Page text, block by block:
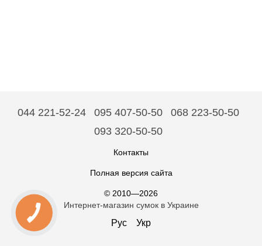
044 221-52-24 095 407-50-50
068 223-50-50
093 320-50-50
Контакты
Полная версия сайта
© 2010—2026
Интернет-магазин сумок в Украине
Рус Укр